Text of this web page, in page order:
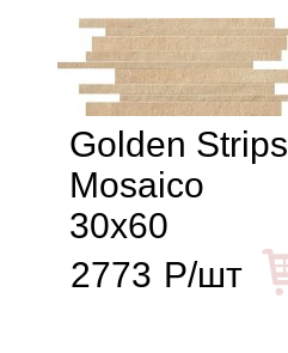
Golden Strips
Mosaico
30x60
2773 Р/шт